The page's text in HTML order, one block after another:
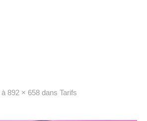
à 892 × 658 dans Tarifs